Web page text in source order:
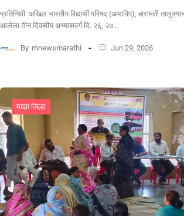
प्रतिनिधी अखिल भारतीय विद्यार्थी परिषद (अभाविप), बारामती
आलेला तीन दिवसीय अभ्यासवर्ग दि. २६, २७…
By mnewsmarathi Jun 29, 2026
माझा जिल्हा